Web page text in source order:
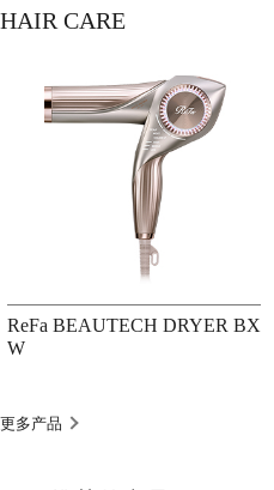
HAIR CARE
ReFa BEAUTECH DRYER BX
W
更多产品